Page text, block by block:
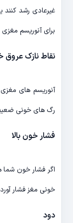
غیرعادی رشد کنند
برای آنوریسم
نقاط نازک عروق
آنوریسم های
رگ های خونی
فشار خون بالا
اگر فشار خون شما
خونی مغز فشار
دود